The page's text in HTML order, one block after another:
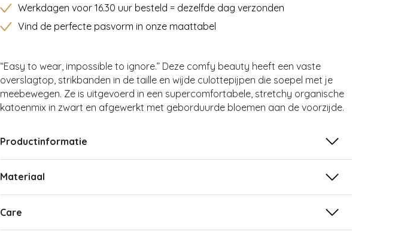
Werkdagen voor 16.30 uur besteld = dezelfde dag verzonden
Vind de perfecte pasvorm in onze maattabel
“Easy to wear, impossible to ignore.” Deze comfy beauty heeft een vaste
overslagtop, strikbanden in de taille en wijde culottepijpen die soepel met je
meebewegen. Ze is uitgevoerd in een supercomfortabele, stretchy organische
katoenmix in zwart en afgewerkt met geborduurde bloemen aan de voorzijde.
Productinformatie
Materiaal
Care